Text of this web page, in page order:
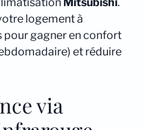
Mitsubishi.
logement à
pour gagner en confort
et réduire
via